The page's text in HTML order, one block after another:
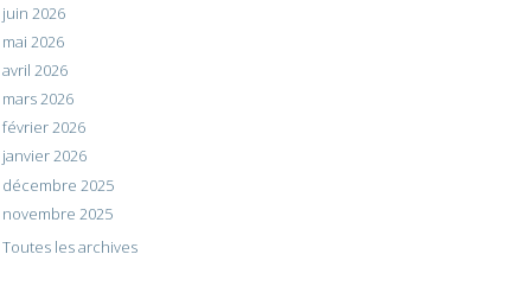
juin 2026
mai 2026
avril 2026
mars 2026
février 2026
janvier 2026
décembre 2025
novembre 2025
Toutes les archives